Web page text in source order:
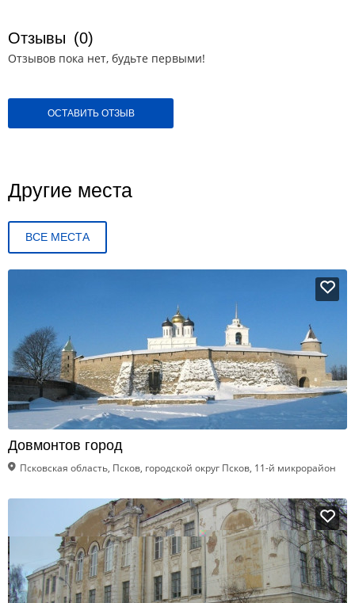
Отзывы (0)
Отзывов пока нет, будьте первыми!
ОСТАВИТЬ ОТЗЫВ
Другие места
ВСЕ МЕСТА
Довмонтов город
Псковская область, Псков, городской округ Псков, 11-й микрорайон